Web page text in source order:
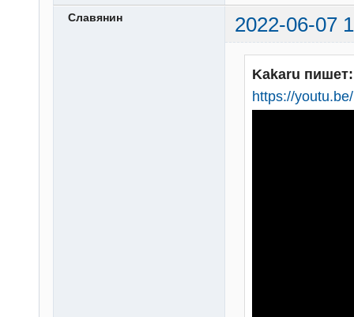
Славянин 2022-06-07
Kakaru пишет:
https://